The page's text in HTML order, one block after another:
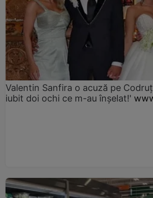
Valentin Sanfira o acuză pe
iubit doi ochi ce m-au înșelat!'